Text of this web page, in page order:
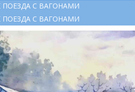
ПОЕЗДА С ВАГОНАМИ
ПОЕЗДА С ВАГОНАМИ